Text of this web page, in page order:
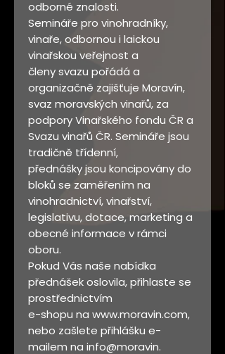
odborné znalosti.
Semináře pro vinohradníky,
vinaře, odbornou i laickou
vinařskou veřejnost a
členy svazu pořádá a
organizačně zajišťuje Moravín,
svaz moravských vinařů, za
podpory Vinařského fondu ČR a
Svazu vinařů ČR. Semináře jsou
tradičně třídenní,
přednášky jsou koncipovány do
bloků se zaměřením na
vinohradnictví, vinařství,
legislativu, dotace, marketing a
obecné informace v rámci
oboru.
Pokud Vás naše nabídka
přednášek oslovila, přihlaste se
prostřednictvím
e-shopu na www.moravin.com,
nebo zašlete přihlášku e-
mailem na info@moravin.